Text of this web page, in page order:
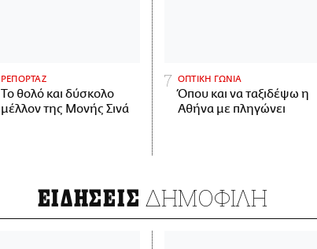
ΡΕΠΟΡΤΑΖ
Το θολό και δύσκολο
μέλλον της Μονής Σινά
ΟΠΤΙΚΗ ΓΩΝΙΑ
Όπου και να ταξιδέψω η
Αθήνα με πληγώνει
ΕΙΔΗΣΕΙΣ ΔΗΜΟΦΙΛΗ